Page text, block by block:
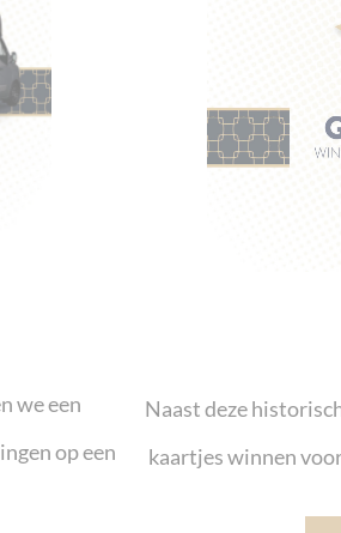
we een
op een
Naast deze
kaartjes winnen